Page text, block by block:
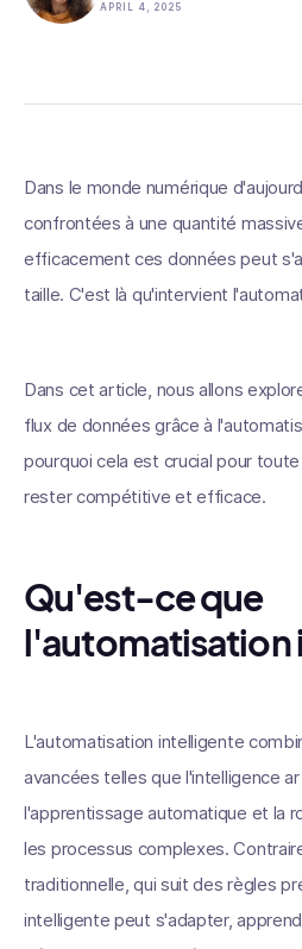
APRIL 4, 2025
Dans le monde numérique
confrontées à une quantité
efficacement ces données peut
taille. C'est là qu'intervient
Dans cet article, nous allons
flux de données grâce à
pourquoi cela est crucial pour
rester compétitive et efficace.
Qu'est-ce que
l'automatisation
L'automatisation intelligente
avancées telles que l'intelligence
l'apprentissage automatique et la
les processus complexes.
traditionnelle, qui suit des règles
intelligente peut s'adapter,